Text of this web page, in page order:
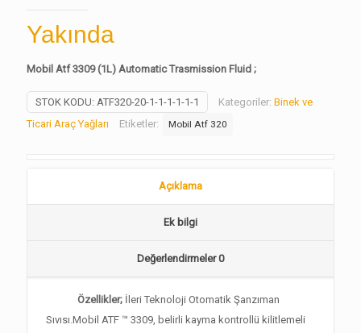
Yakında
Mobil Atf 3309 (1L) Automatic Trasmission Fluid ;
STOK KODU: ATF320-20-1-1-1-1-1-1 Kategoriler: Binek ve
Ticari Araç Yağları
Etiketler: Mobil Atf 320
Açıklama
Ek bilgi
Değerlendirmeler0
Özellikler; İleri Teknoloji Otomatik Şanzıman
Sıvısı.Mobil ATF ™ 3309, belirli kayma kontrollü kilitlemeli